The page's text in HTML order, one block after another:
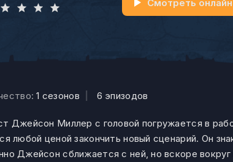
Смотреть онлайн
1 сезонов 6 эпизодов
Джейсон Миллер с головой погружается в
любой ценой закончить новый сценарий. Он
Джейсон сближается с ней, но вскоре